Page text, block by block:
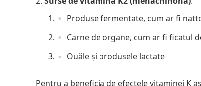
Produse fermentate, cum ar fi
Carne de organe, cum ar fi ficatul
Ouăle și produsele lactate
Pentru a beneficia de efectele vitaminei K